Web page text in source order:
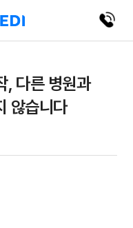
, 다른 병원과
않습니다